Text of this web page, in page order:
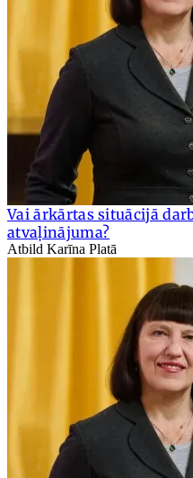
Vai ārkārtas situācijā
atvaļinājuma?
Atbild Karīna Platā